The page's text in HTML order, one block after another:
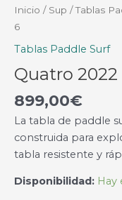
Inicio / Sup /Tablas
6
Tablas Paddle Surf
Quatro 2022
899,00€
La tabla de paddle
construida para
tabla resistente y
Disponibilidad: Hay